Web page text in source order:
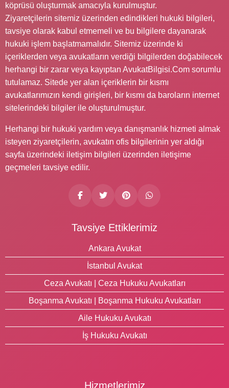
köprüsü oluşturmak amacıyla kurulmuştur.
Ziyaretçilerin sitemiz üzerinden edindikleri hukuki bilgileri,
tavsiye olarak kabul etmemeli ve bu bilgilere dayanarak
hukuki işlem başlatmamalıdır. Sitemiz üzerinde ki
içeriklerden veya avukatların verdiği bilgilerden doğabilecek
herhangi bir zarar veya kayıptan AvukatBilgisi.Com sorumlu
tutulamaz. Sitede yer alan içeriklerin bir kısmı
avukatlarımızın kendi girişleri, bir kısmı da baroların internet
sitelerindeki bilgiler ile oluşturulmuştur.
Herhangi bir hukuki yardım veya danışmanlık hizmeti almak
isteyen ziyaretçilerin, avukatın ofis bilgilerinin yer aldığı
sayfa üzerindeki iletişim bilgileri üzerinden iletişime
geçmeleri tavsiye edilir.
Tavsiye Ettiklerimiz
Ankara Avukat
İstanbul Avukat
Ceza Avukatı | Ceza Hukuku Avukatları
Boşanma Avukatı | Boşanma Hukuku Avukatları
Aile Hukuku Avukatı
İş Hukuku Avukatı
Hizmetlerimiz